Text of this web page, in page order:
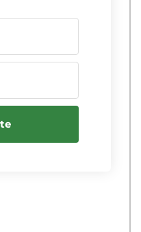
a sistemului
auto
auto
a motoarelor
de directie